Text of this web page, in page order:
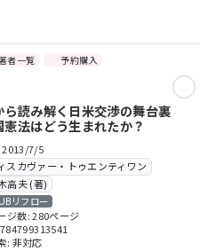
者一覧 予約購入
ら読み解く日米交渉の舞台裏
憲法はどう生まれたか？
2013/7/5
スカヴァー・トゥエンティワン
高夫 (著)
リフロー
ジ数: 280ページ
: 非対応